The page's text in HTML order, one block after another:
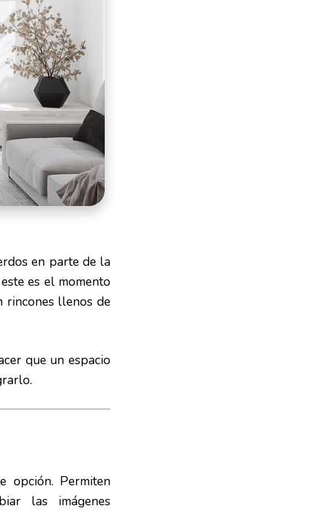
en parte de la
es el momento
rincones llenos de
que un espacio
opción. Permiten
las imágenes